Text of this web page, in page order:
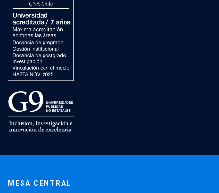
MESA CENTRAL